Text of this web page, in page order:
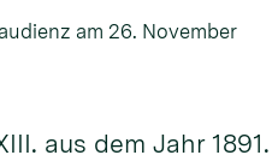
am 26. November
aus dem Jahr 1891.